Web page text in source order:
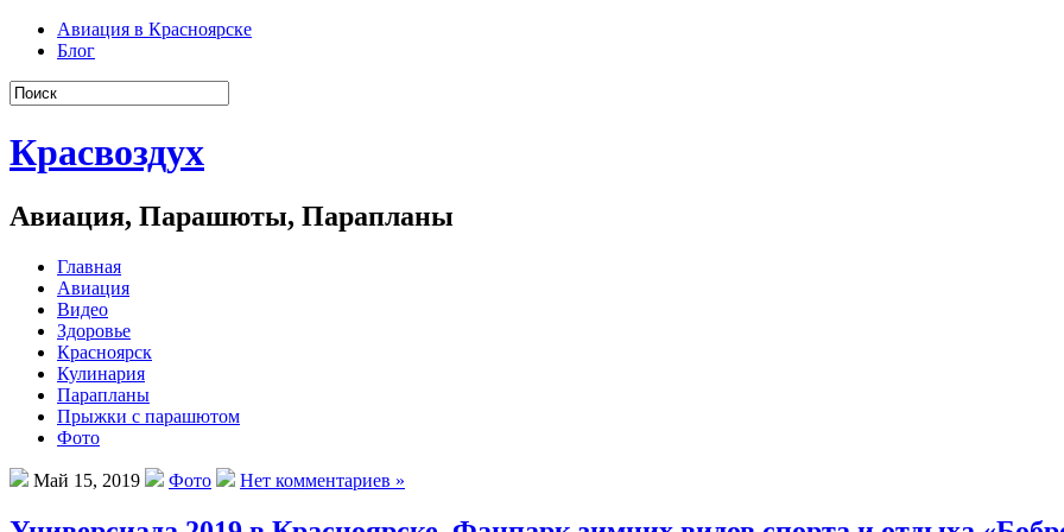
Авиация в Красноярске
Блог
Красвоздух
Авиация, Парашюты, Парапланы
Главная
Авиация
Видео
Здоровье
Красноярск
Кулинария
Парапланы
Прыжки с парашютом
Фото
Май 15, 2019 Фото Нет комментариев »